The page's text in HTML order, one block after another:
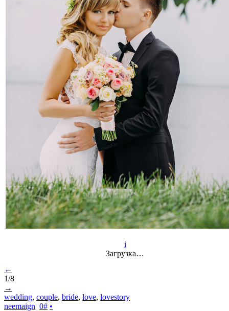
i
Загрузка…
←
1/8
→
wedding, couple, bride, love, lovestory
neemaign 0# •